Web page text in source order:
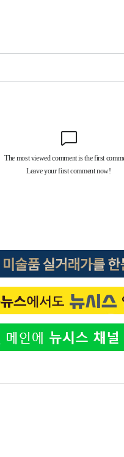
3년
속기소
메모리 수요 선제 대
투란VC 입단
후 첫 40도
前교정본부장 기소
수사 재개"
' 된 축구협회
울대 공대 교수…이
수 징계 절차 개시
무역총액 25.3%↑
구속기소